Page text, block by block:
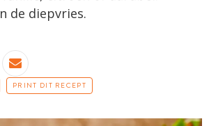
de diepvries.
PRINT DIT RECEPT